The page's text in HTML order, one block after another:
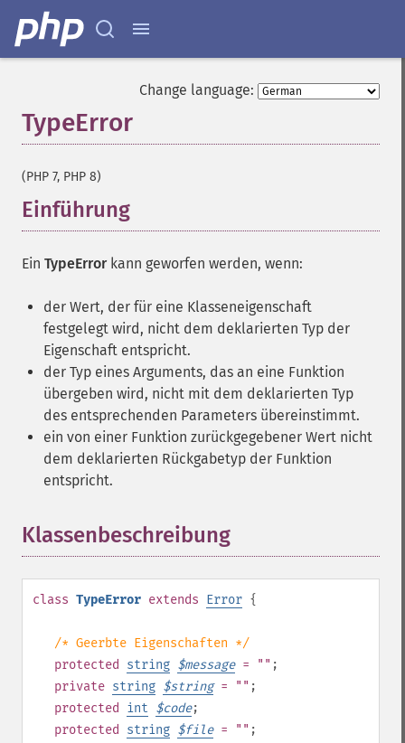
Change language:
TypeError
(PHP 7, PHP 8)
Einführung
Ein TypeErrorkann geworfen werden, wenn:
der Wert, der für eine Klasseneigenschaft
festgelegt wird, nicht dem deklarierten Typ der
Eigenschaft entspricht.
der Typ eines Arguments, das an eine Funktion
übergeben wird, nicht mit dem deklarierten Typ
des entsprechenden Parameters übereinstimmt.
ein von einer Funktion zurückgegebener Wert nicht
dem deklarierten Rückgabetyp der Funktion
entspricht.
Klassenbeschreibung
class TypeError extends Error {
/* Geerbte Eigenschaften */
protected
string $message= "" ;
private string $string= "" ;
protected
int $code;
protected
string $file= "" ;